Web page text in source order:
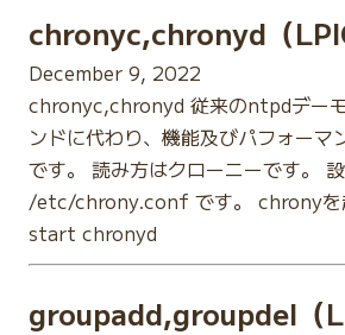
chronyc,chronyd（
December 9, 2022
chronyc,chronyd 従来のntpdデー
ンドに代わり、機能及びパフォーマ
です。 読み方はクローニーです。
/etc/chrony.conf です。 chrony
start chronyd
groupadd,groupdel（